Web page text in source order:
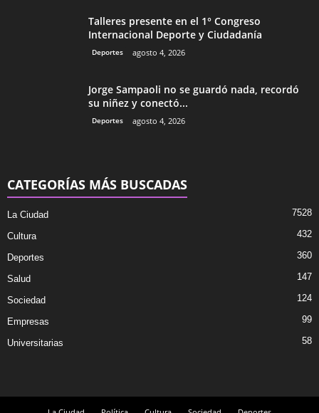
Talleres presente en el 1° Congreso
Internacional Deporte y Ciudadanía
Deportes agosto 4, 2026
Jorge Sampaoli no se guardó nada, recordó
su niñez y conectó...
Deportes agosto 4, 2026
CATEGORÍAS MÁS BUSCADAS
La Ciudad 7528
Cultura 432
Deportes 360
Salud 147
Sociedad 124
Empresas 99
Universitarias 58